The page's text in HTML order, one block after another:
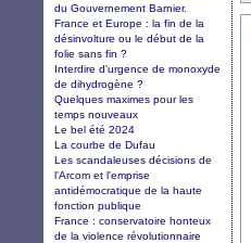
du Gouvernement Barnier.
France et Europe : la fin de la
désinvolture ou le début de la
folie sans fin ?
Interdire d'urgence de monoxyde
de dihydrogène ?
Quelques maximes pour les
temps nouveaux
Le bel été 2024
La courbe de Dufau
Les scandaleuses décisions de
l'Arcom et l'emprise
antidémocratique de la haute
fonction publique
France : conservatoire honteux
de la violence révolutionnaire